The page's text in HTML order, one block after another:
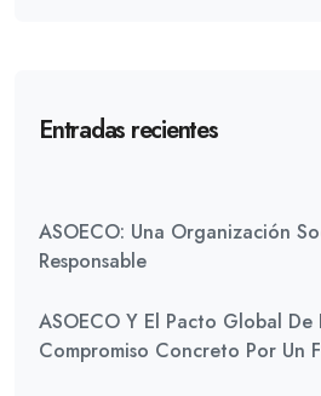
Entradas recientes
ASOECO: Una Organización
Responsable
ASOECO Y El Pacto Global De
Compromiso Concreto Por Un